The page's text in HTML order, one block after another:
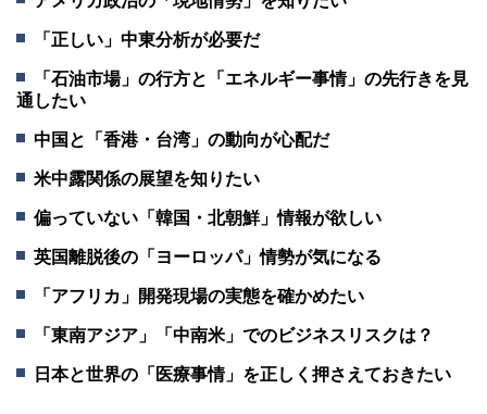
「正しい」中東分析が必要だ
「石油市場」の行方と「エネルギー事情」の先行きを見
通したい
中国と「香港・台湾」の動向が心配だ
米中露関係の展望を知りたい
偏っていない「韓国・北朝鮮」情報が欲しい
英国離脱後の「ヨーロッパ」情勢が気になる
「アフリカ」開発現場の実態を確かめたい
「東南アジア」「中南米」でのビジネスリスクは？
日本と世界の「医療事情」を正しく押さえておきたい